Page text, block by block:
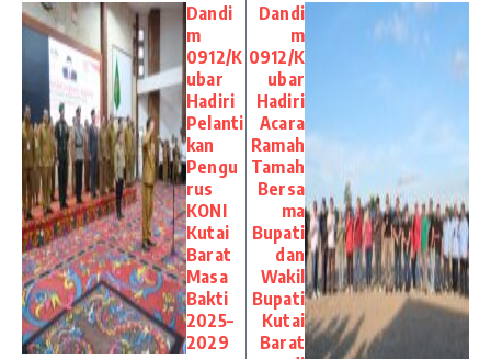
Dandi
m
0912/K
ubar
Hadiri
Pelanti
kan
Pengu
rus
KONI
Kutai
Barat
Masa
Bakti
2025–
2029
Dandi
m
0912/K
ubar
Hadiri
Acara
Ramah
Tamah
Bersa
ma
Bupati
dan
Wakil
Bupati
Kutai
Barat